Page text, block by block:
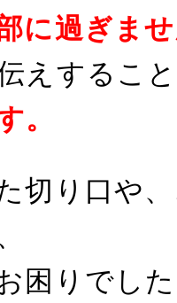
に過ぎま
えするこ
。
切り口や
困りでし